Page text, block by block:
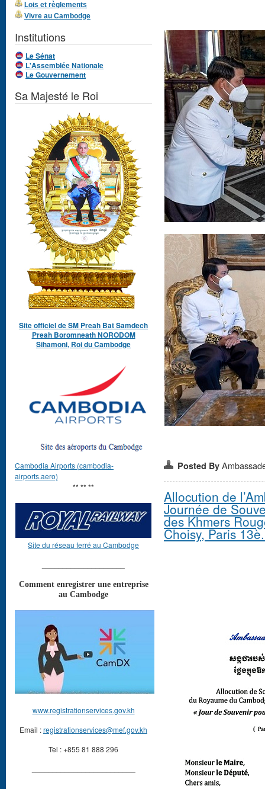
Posted By
Allocution de
Journée de
des Khmers
Choisy, Paris
Lois et règlements
Vivre au Cambodge
Institutions
Le Sénat
L'Assemblée Nationale
Le Gouvernement
Sa Majesté le Roi
Site officiel de SM Preah Bat Samdech
Preah Boromneath NORODOM
Sihamoni, Roi du Cambodge
Cambodia Airports (cambodia-
airports.aero)
** ** **
Site du réseau ferré au Cambodge
Comment enregistrer une entreprise
au Cambodge
www.registrationservices.gov.kh
Email :registrationservices@mef.gov.kh
Tel : +855 81 888 296